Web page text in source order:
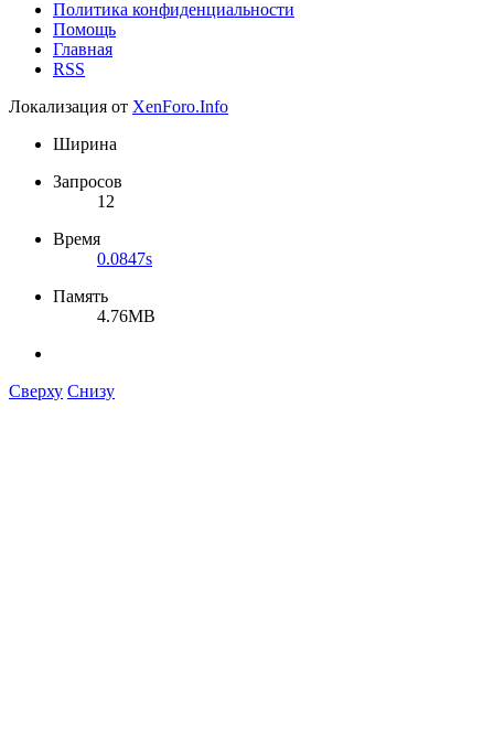
Политика конфиденциальности
Помощь
Главная
RSS
Локализация от XenForo.Info
Ширина
Запросов
12
Время
0.0847s
Память
4.76MB
Сверху Снизу